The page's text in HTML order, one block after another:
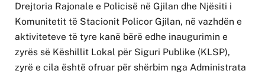
Drejtoria Rajonale e Policisë në Gjilan dhe Njësiti i
Komunitetit të Stacionit Policor Gjilan, në vazhdën e
aktiviteteve të tyre kanë bërë edhe inaugurimin e
zyrës së Këshillit Lokal për Siguri Publike (KLSP),
zyrë e cila është ofruar për shërbim nga Administrata